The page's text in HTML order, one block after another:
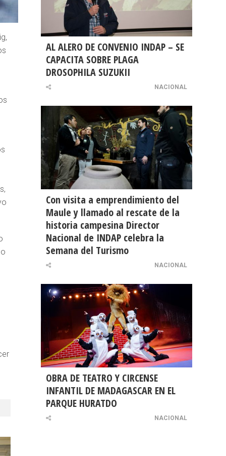
AL ALERO DE CONVENIO INDAP – SE
CAPACITA SOBRE PLAGA
DROSOPHILA SUZUKII
NACIONAL
Con visita a emprendimiento del
Maule y llamado al rescate de la
historia campesina Director
Nacional de INDAP celebra la
Semana del Turismo
NACIONAL
OBRA DE TEATRO Y CIRCENSE
INFANTIL DE MADAGASCAR EN EL
PARQUE HURATDO
NACIONAL